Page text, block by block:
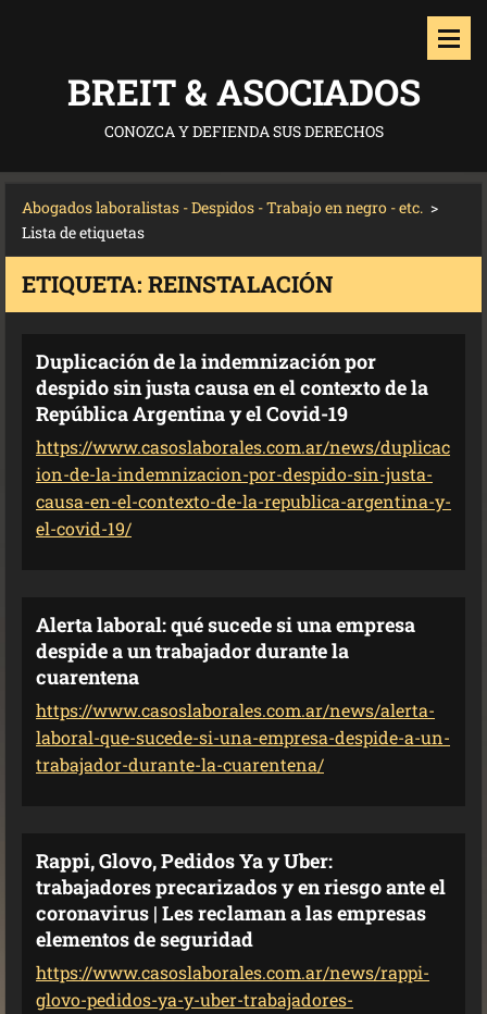
BREIT & ASOCIADOS
CONOZCA Y DEFIENDA SUS DERECHOS
Abogados laboralistas - Despidos - Trabajo en negro - etc. >
Lista de etiquetas
ETIQUETA: REINSTALACIÓN
Duplicación de la indemnización por
despido sin justa causa en el contexto de la
República Argentina y el Covid-19
https://www.casoslaborales.com.ar/news/duplicac
ion-de-la-indemnizacion-por-despido-sin-justa-
causa-en-el-contexto-de-la-republica-argentina-y-
el-covid-19/
Alerta laboral: qué sucede si una empresa
despide a un trabajador durante la
cuarentena
https://www.casoslaborales.com.ar/news/alerta-
laboral-que-sucede-si-una-empresa-despide-a-un-
trabajador-durante-la-cuarentena/
Rappi, Glovo, Pedidos Ya y Uber:
trabajadores precarizados y en riesgo ante el
coronavirus | Les reclaman a las empresas
elementos de seguridad
https://www.casoslaborales.com.ar/news/rappi-
glovo-pedidos-ya-y-uber-trabajadores-